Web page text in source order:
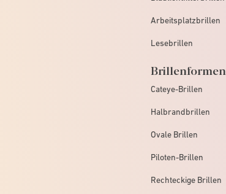
Arbeitsplatzbrillen
Lesebrillen
Brillenformen
Cateye-Brillen
Halbrandbrillen
Ovale Brillen
Piloten-Brillen
Rechteckige Brillen